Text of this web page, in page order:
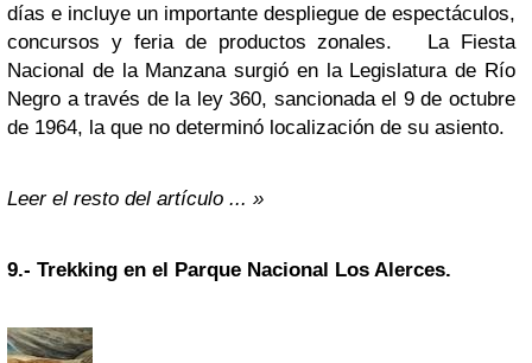
días e incluye un importante despliegue de espectáculos,
concursos y feria de productos zonales. La Fiesta
Nacional de la Manzana surgió en la Legislatura de Río
Negro a través de la ley 360, sancionada el 9 de octubre
de 1964, la que no determinó localización de su asiento.
Leer el resto del artículo ... »
9.- Trekking en el Parque Nacional Los Alerces.